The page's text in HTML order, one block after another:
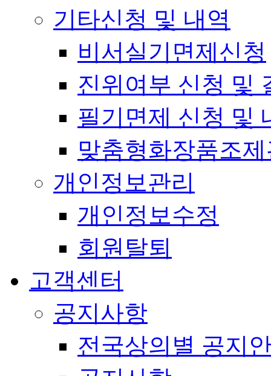
기타신청 및 내역
비서실기면제신청
진위여부 신청 및
필기면제 신청 및
맞춤형화장품조
개인정보관리
개인정보수정
회원탈퇴
고객센터
공지사항
전국상의별 공지